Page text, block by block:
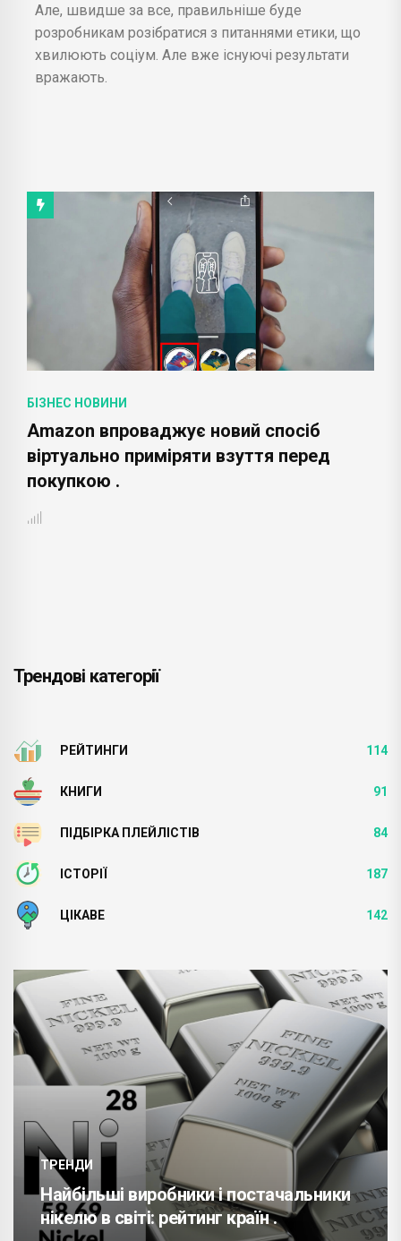
Але, швидше за все, правильніше буде
розробникам розібратися з питаннями етики, що
хвилюють соціум. Але вже існуючі результати
вражають.
БІЗНЕС НОВИНИ
Amazon впроваджує новий спосіб
віртуально приміряти взуття перед
покупкою .
Трендові категорії
РЕЙТИНГИ 114
КНИГИ 91
ПІДБІРКА ПЛЕЙЛІСТІВ 84
ІСТОРІЇ 187
ЦІКАВЕ 142
ТРЕНДИ
Найбільші виробники і постачальники
нікелю в світі: рейтинг країн .